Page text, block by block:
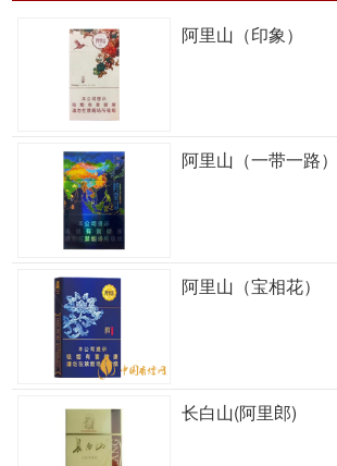
阿里山（印象）
阿里山（一带一路）
阿里山（宝相花）
长白山(阿里郎)